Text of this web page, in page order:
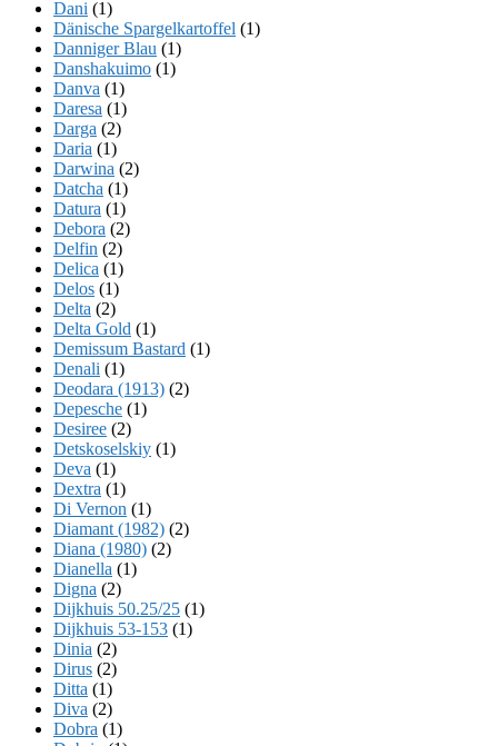
Dani (1)
Dänische Spargelkartoffel (1)
Danniger Blau (1)
Danshakuimo (1)
Danva (1)
Daresa (1)
Darga (2)
Daria (1)
Darwina (2)
Datcha (1)
Datura (1)
Debora (2)
Delfin (2)
Delica (1)
Delos (1)
Delta (2)
Delta Gold (1)
Demissum Bastard (1)
Denali (1)
Deodara (1913) (2)
Depesche (1)
Desiree (2)
Detskoselskiy (1)
Deva (1)
Dextra (1)
Di Vernon (1)
Diamant (1982) (2)
Diana (1980) (2)
Dianella (1)
Digna (2)
Dijkhuis 50.25/25 (1)
Dijkhuis 53-153 (1)
Dinia (2)
Dirus (2)
Ditta (1)
Diva (2)
Dobra (1)